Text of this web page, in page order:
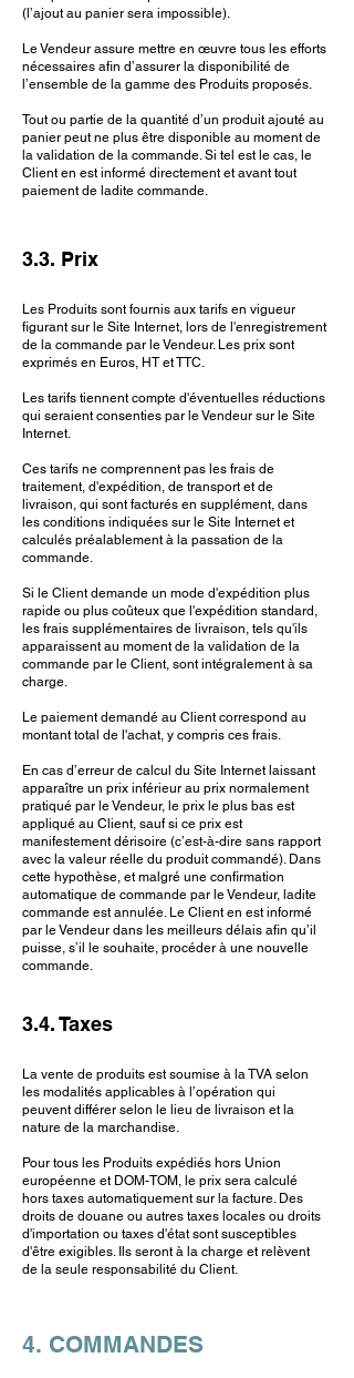
(l’ajout au panier sera impossible).
Le Vendeur assure mettre en œuvre tous les efforts
nécessaires afin d’assurer la disponibilité de
l’ensemble de la gamme des Produits proposés.
Tout ou partie de la quantité d’un produit ajouté au
panier peut ne plus être disponible au moment de
la validation de la commande. Si tel est le cas, le
Client en est informé directement et avant tout
paiement de ladite commande.
3.3. Prix
Les Produits sont fournis aux tarifs en vigueur
figurant sur le Site Internet, lors de l'enregistrement
de la commande par le Vendeur. Les prix sont
exprimés en Euros, HT et TTC.
Les tarifs tiennent compte d'éventuelles réductions
qui seraient consenties par le Vendeur sur le Site
Internet.
Ces tarifs ne comprennent pas les frais de
traitement, d'expédition, de transport et de
livraison, qui sont facturés en supplément, dans
les conditions indiquées sur le Site Internet et
calculés préalablement à la passation de la
commande.
Si le Client demande un mode d'expédition plus
rapide ou plus coûteux que l'expédition standard,
les frais supplémentaires de livraison, tels qu'ils
apparaissent au moment de la validation de la
commande par le Client, sont intégralement à sa
charge.
Le paiement demandé au Client correspond au
montant total de l'achat, y compris ces frais.
En cas d’erreur de calcul du Site Internet laissant
apparaître un prix inférieur au prix normalement
pratiqué par le Vendeur, le prix le plus bas est
appliqué au Client, sauf si ce prix est
manifestement dérisoire (c’est-à-dire sans rapport
avec la valeur réelle du produit commandé). Dans
cette hypothèse, et malgré une confirmation
automatique de commande par le Vendeur, ladite
commande est annulée. Le Client en est informé
par le Vendeur dans les meilleurs délais afin qu’il
puisse, s’il le souhaite, procéder à une nouvelle
commande.
3.4. Taxes
La vente de produits est soumise à la TVA selon
les modalités applicables à l’opération qui
peuvent différer selon le lieu de livraison et la
nature de la marchandise.
Pour tous les Produits expédiés hors Union
européenne et DOM-TOM, le prix sera calculé
hors taxes automatiquement sur la facture. Des
droits de douane ou autres taxes locales ou droits
d'importation ou taxes d'état sont susceptibles
d'être exigibles. Ils seront à la charge et relèvent
de la seule responsabilité du Client.
4. COMMANDES